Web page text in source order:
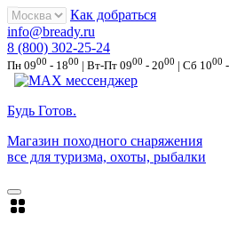
Как добраться
info@bready.ru
8 (800) 302-25-24
Пн 0900 - 1800 | Вт-Пт 0900 - 2000 | Сб 1000
Будь Готов.
Магазин походного снаряжения
все для туризма, охоты, рыбалки